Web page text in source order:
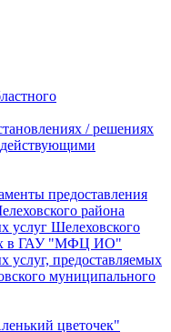
/ решениях
предоставления
района
услуг Шелеховского
в ГАУ "МФЦ ИО"
услуг, предоставляемых
муниципального
цветочек"